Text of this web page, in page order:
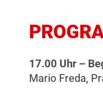
17.00 Uhr –
Mario Freda,